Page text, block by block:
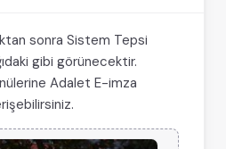
sonra Sistem Tepsi
gibi görünecektir.
Adalet E-imza